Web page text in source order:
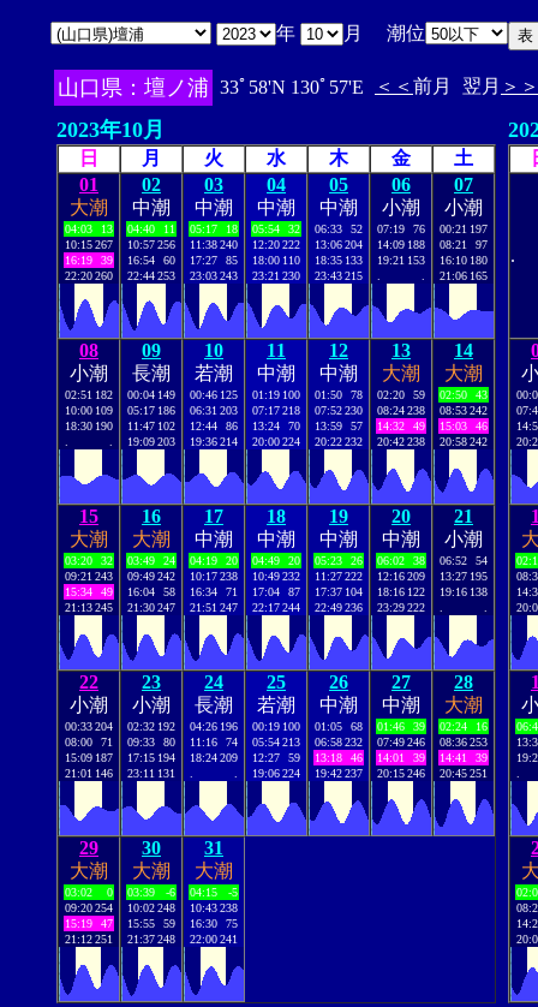
年 月 潮位
山口県：壇ノ浦 33ﾟ58'N 130ﾟ57'E ＜＜ 前月 翌月 ＞＞
2023年10月
日 月 火 水 木 金
土
01
大潮
04:03
13
10:15267
16:19
39
22:20260
02
中潮
04:40
11
10:57256
16:54
60
22:44253
03
中潮
05:17
18
11:38240
17:27
85
23:03243
04
中潮
05:54
32
12:20222
18:00 110
23:21 230
05
中潮
06:33
52
13:06204
18:35 133
23:43215
06
小潮
07:19
76
14:09 188
19:21 153
07
小潮
00:21 197
08:21
97
16:10 180
21:06 165
08
小潮
02:51 182
10:00 109
18:30 190
09
長潮
00:04 149
05:17 186
11:47 102
19:09203
10
若潮
00:46 125
06:31 203
12:44
86
19:36214
11
中潮
01:19 100
07:17218
13:24
70
20:00224
12
中潮
01:50
78
07:52230
13:59
57
20:22232
13
大潮
02:20
59
08:24238
14:32
49
20:42238
14
大潮
02:50
43
08:53242
15:03
46
20:58242
15
大潮
03:20
32
09:21 243
15:34
49
21:13245
16
大潮
03:49
24
09:49242
16:04
58
21:30247
17
中潮
04:19
20
10:17238
16:34
71
21:51 247
18
中潮
04:49
20
10:49232
17:04
87
22:17244
19
中潮
05:23
26
11:27222
17:37 104
22:49236
20
中潮
06:02
38
12:16209
18:16 122
23:29222
21
小潮
06:52
54
13:27 195
19:16 138
22
小潮
00:33204
08:00
71
15:09 187
21:01 146
23
小潮
02:32 192
09:33
80
17:15 194
23:11 131
24
長潮
04:26 196
11:16
74
18:24209
25
若潮
00:19 100
05:54213
12:27
59
19:06224
26
中潮
01:05
68
06:58232
13:18
46
19:42237
27
中潮
01:46
39
07:49246
14:01
39
20:15246
28
大潮
02:24
16
08:36253
14:41
39
20:45251
29
大潮
03:02
0
09:20254
15:19
47
21:12251
30
大潮
03:39
-6
10:02248
15:55
59
21:37248
31
大潮
04:15
-5
10:43238
16:30
75
22:00241
.